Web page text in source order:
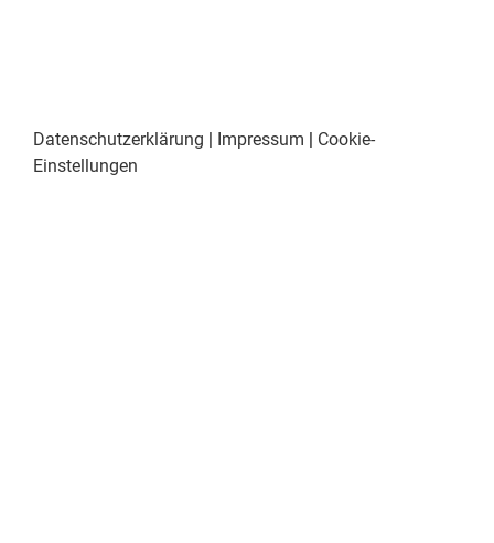
Datenschutzerklärung | Impressum | Cookie-
Einstellungen